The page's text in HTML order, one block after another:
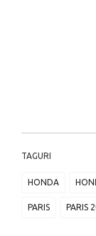
TAGURI
HONDA
PARIS PARIS